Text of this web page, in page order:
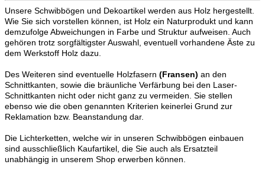
Unsere Schwibbögen und Dekoartikel werden aus Holz hergestellt.
Wie Sie sich vorstellen können, ist Holz ein Naturprodukt und kann
demzufolge Abweichungen in Farbe und Struktur aufweisen. Auch
gehören trotz sorgfältigster Auswahl, eventuell vorhandene Äste zu
dem Werkstoff Holz dazu.
Des Weiteren sind eventuelle Holzfasern (Fransen) an den
Schnittkanten, sowie die bräunliche Verfärbung bei den Laser-
Schnittkanten nicht oder nicht ganz zu vermeiden. Sie stellen
ebenso wie die oben genannten Kriterien keinerlei Grund zur
Reklamation bzw. Beanstandung dar.
Die Lichterketten, welche wir in unseren Schwibbögen einbauen
sind ausschließlich Kaufartikel, die Sie auch als Ersatzteil
unabhängig in unserem Shop erwerben können.